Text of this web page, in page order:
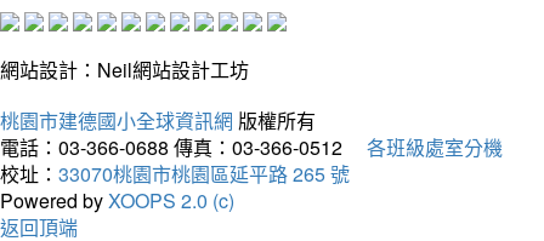
網站設計：Neil網站設計工坊
桃園市建德國小全球資訊網 版權所有
電話：03-366-0688 傳真：03-366-0512
各班級處室分機
校址： 33070桃園市桃園區延平路 265 號
Powered byXOOPS 2.0 (c)
返回頂端